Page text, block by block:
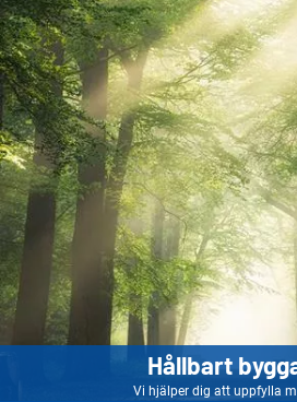
Hållbart
Vi hjälper dig att uppfylla